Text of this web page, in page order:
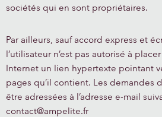
sociétés qui en sont propriétaires.
Par ailleurs, sauf accord express et
l’utilisateur n’est pas autorisé à
Internet un lien hypertexte pointant
pages qu’il contient. Les demandes
être adressées à l’adresse e-mail
contact@ampelite.fr